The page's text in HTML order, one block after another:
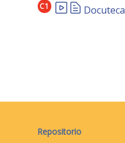
C1 Docuteca
Repositorio